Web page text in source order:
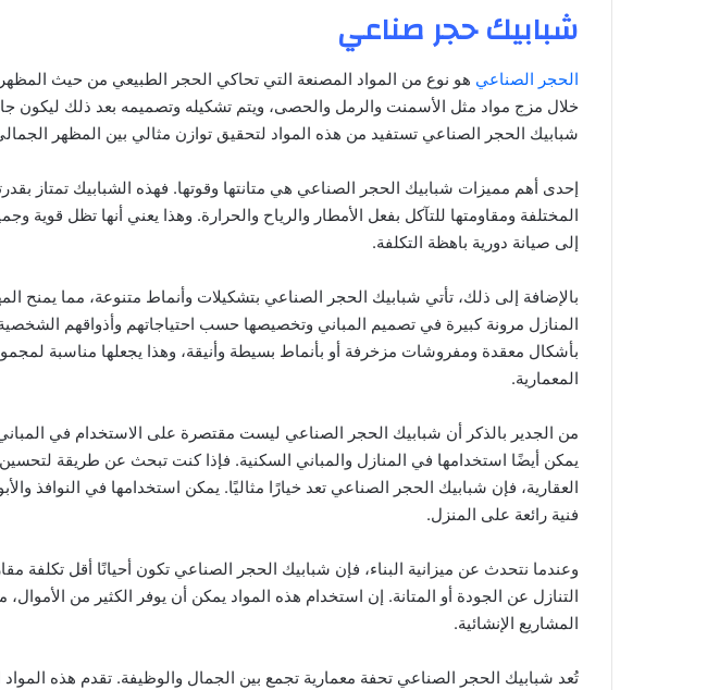
شبابيك حجر صناعي
الحجر الصناعي هو نوع من المواد المصنعة التي تحاكي الحجر الطبيعي من حيث المظهر
خلال مزج مواد مثل الأسمنت والرمل والحصى، ويتم تشكيله وتصميمه بعد ذلك ليكون
شبابيك الحجر الصناعي تستفيد من هذه المواد لتحقيق توازن مثالي بين المظهر
إحدى أهم مميزات شبابيك الحجر الصناعي هي متانتها وقوتها. فهذه الشبابيك تمتاز
المختلفة ومقاومتها للتآكل بفعل الأمطار والرياح والحرارة. وهذا يعني أنها تظل قوية
إلى صيانة دورية باهظة التكلفة.
بالإضافة إلى ذلك، تأتي شبابيك الحجر الصناعي بتشكيلات وأنماط متنوعة، مما يمنح
المنازل مرونة كبيرة في تصميم المباني وتخصيصها حسب احتياجاتهم وأذواقهم
بأشكال معقدة ومفروشات مزخرفة أو بأنماط بسيطة وأنيقة، وهذا يجعلها مناسبة
المعمارية.
من الجدير بالذكر أن شبابيك الحجر الصناعي ليست مقتصرة على الاستخدام في
يمكن أيضًا استخدامها في المنازل والمباني السكنية. فإذا كنت تبحث عن طريقة
العقارية، فإن شبابيك الحجر الصناعي تعد خيارًا مثاليًا. يمكن استخدامها في النوافذ
فنية رائعة على المنزل.
وعندما نتحدث عن ميزانية البناء، فإن شبابيك الحجر الصناعي تكون أحيانًا أقل تكلفة
التنازل عن الجودة أو المتانة. إن استخدام هذه المواد يمكن أن يوفر الكثير من الأموال،
المشاريع الإنشائية.
تُعد شبابيك الحجر الصناعي تحفة معمارية تجمع بين الجمال والوظيفة. تقدم هذه